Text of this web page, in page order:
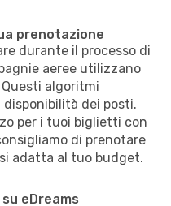
prenotazione
durante il processo di
aeree utilizzano
algoritmi
disponibilità dei posti.
per i tuoi biglietti con
di prenotare
adatta al tuo budget.
eDreams